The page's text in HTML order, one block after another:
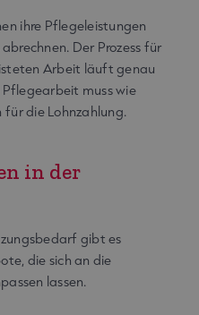
ihre Pflegeleistungen
Der Prozess für
Arbeit läuft genau
muss wie
die Lohnzahlung.
in der
gibt es
die sich an die
lassen.